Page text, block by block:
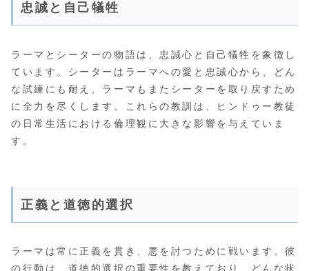
忠誠と自己犠牲
ラーマとシーターの物語は、忠誠心と自己犠牲を象徴し
ています。シーターはラーマへの愛と忠誠心から、どん
な試練にも耐え、ラーマもまたシーターを取り戻すため
に全力を尽くします。これらの教訓は、ヒンドゥー教徒
の日常生活における倫理観に大きな影響を与えていま
す。
正義と道徳的選択
ラーマは常に正義を貫き、悪を討つために戦います。彼
の行動は、道徳的選択の重要性を教えており、どんな状